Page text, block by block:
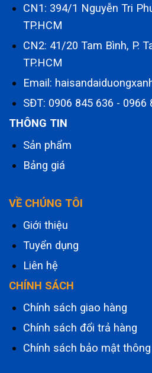
CN1: 394/1 Nguyễn Tri
TP.HCM
CN2: 41/20 Tam Bình, P.
TP.HCM
Email:
SĐT: 0906 845 636 - 0966
THÔNG TIN
Sản phẩm
Bảng giá
VỀ CHÚNG TÔI
Giới thiệu
Tuyển dụng
Liên hệ
CHÍNH SÁCH
Chính sách giao hàng
Chính sách đổi trả hàng
Chính sách bảo mật